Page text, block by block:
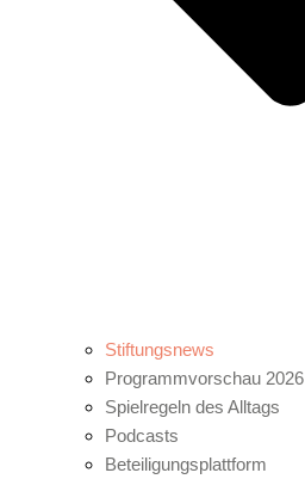
Stiftungsnews
Programmvorschau 2026
Spielregeln des Alltags
Podcasts
Beteiligungsplattform